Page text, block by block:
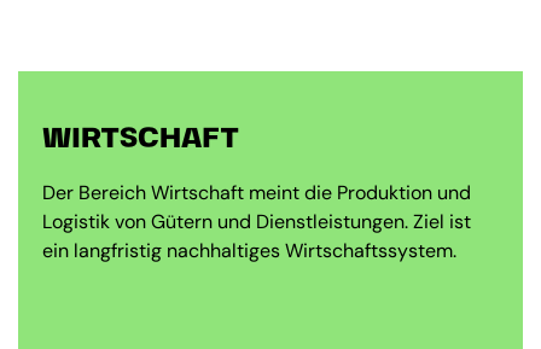
WIRTSCHAFT
Der Bereich Wirtschaft meint die Produktion und
Logistik von Gütern und Dienstleistungen. Ziel ist
ein langfristig nachhaltiges Wirtschaftssystem.